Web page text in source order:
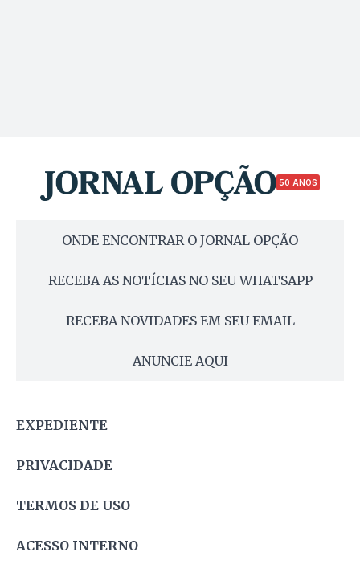
50 ANOS
ONDE ENCONTRAR O JORNAL OPÇÃO
RECEBA AS NOTÍCIAS NO SEU WHATSAPP
RECEBA NOVIDADES EM SEU EMAIL
ANUNCIE AQUI
EXPEDIENTE
PRIVACIDADE
TERMOS DE USO
ACESSO INTERNO